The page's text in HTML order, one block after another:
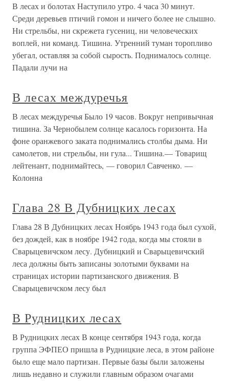
В лесах и болотах Наступило утро. 4 часа 30 минут.
Среди деревьев птичий гомон и ничего более не слышно.
Ни стрельбы, ни скрежета гусениц, ни человеческих
воплей, ни команд. Тишина. Утренний туман торопливо
убегал, оставляя за собой сырость. Поднималось солнце.
Падали лучи на
В лесах междуречья
В лесах междуречья Было 19 часов. Вокруг непривычная
тишина. За Чернобылем солнце касалось горизонта. На
фоне оранжевого заката поднимались столбы дыма. Ни
самолетов, ни стрельбы, ни гула... Тишина.— Товарищ
лейтенант, поднимайтесь, — говорил Савченко. —
Колонна
Глава 28 В Дубницких лесах
Глава 28 В Дубницких лесах Ноябрь 1943 года был сухой,
без дождей, как в ноябре 1942 года, когда мы стояли в
Сварыцевичском лесу. Дубницкий и Сварыцевичский
леса должны быть записаны золотыми буквами на
страницах истории партизанского движения. В
Сварыцевичском лесу был
В Рудницких лесах
В Рудницких лесах В конце сентября 1943 года, когда
группа ЭФПЕО пришла в Рудницкие леса, в этом районе
было еще мало партизан. Первые базы были заложены
лишь недавно и служили главным образом очагами